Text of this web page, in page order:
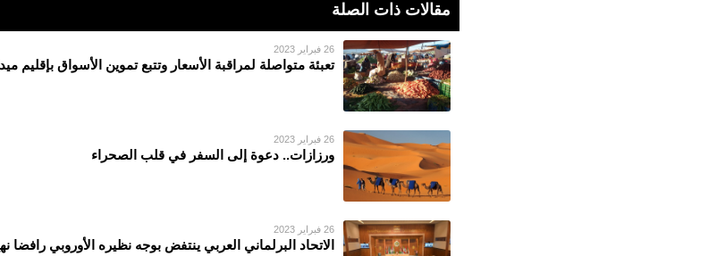
مقالات ذات الصلة
26 فبراير 2023
تعبئة متواصلة لمراقبة الأسعار وتتبع تموين الأسواق بإقليم
26 فبراير 2023
ورزازات.. دعوة إلى السفر في قلب الصحراء
26 فبراير 2023
الاتحاد البرلماني العربي ينتفض بوجه نظيره الأوروبي رافضا